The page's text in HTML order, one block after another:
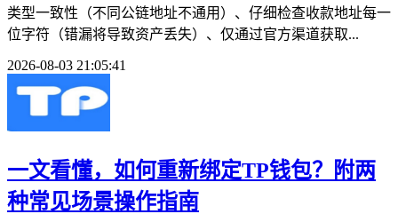
类型一致性（不同公链地址不通用）、仔细检查收款地址每一
位字符（错漏将导致资产丢失）、仅通过官方渠道获取...
2026-08-03 21:05:41
一文看懂，如何重新绑定TP钱包？附两
种常见场景操作指南